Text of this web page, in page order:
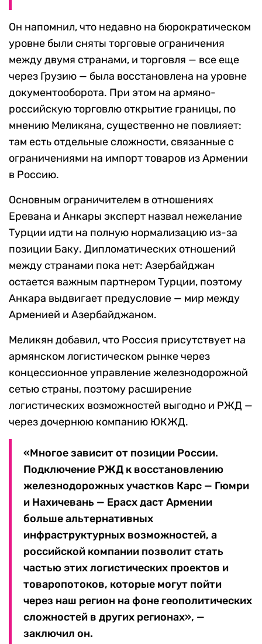
Он напомнил, что недавно на бюрократическом
уровне были сняты торговые ограничения
между двумя странами, и торговля — все еще
через Грузию — была восстановлена на уровне
документооборота. При этом на армяно-
российскую торговлю открытие границы, по
мнению Меликяна, существенно не повлияет:
там есть отдельные сложности, связанные с
ограничениями на импорт товаров из Армении
в Россию.
Основным ограничителем в отношениях
Еревана и Анкары эксперт назвал нежелание
Турции идти на полную нормализацию из-за
позиции Баку. Дипломатических отношений
между странами пока нет: Азербайджан
остается важным партнером Турции, поэтому
Анкара выдвигает предусловие — мир между
Арменией и Азербайджаном.
Меликян добавил, что Россия присутствует на
армянском логистическом рынке через
концессионное управление железнодорожной
сетью страны, поэтому расширение
логистических возможностей выгодно и РЖД —
через дочернюю компанию ЮКЖД.
«Многое зависит от позиции России.
Подключение РЖД к восстановлению
железнодорожных участков Карс — Гюмри
и Нахичевань — Ерасх даст Армении
больше альтернативных
инфраструктурных возможностей, а
российской компании позволит стать
частью этих логистических проектов и
товаропотоков, которые могут пойти
через наш регион на фоне геополитических
сложностей в других регионах», —
заключил он.